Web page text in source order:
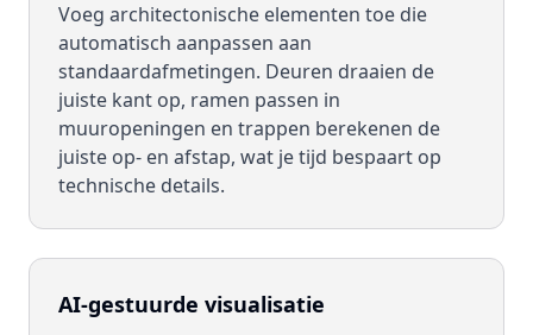
Voeg architectonische elementen toe die
automatisch aanpassen aan
standaardafmetingen. Deuren draaien de
juiste kant op, ramen passen in
muuropeningen en trappen berekenen de
juiste op- en afstap, wat je tijd bespaart op
technische details.
AI-gestuurde visualisatie